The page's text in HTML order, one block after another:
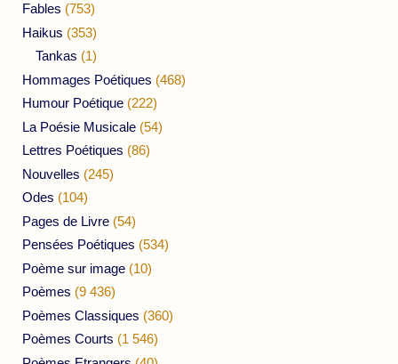
Fables (753)
Haikus (353)
Tankas (1)
Hommages Poétiques (468)
Humour Poétique (222)
La Poésie Musicale (54)
Lettres Poétiques (86)
Nouvelles (245)
Odes (104)
Pages de Livre (54)
Pensées Poétiques (534)
Poème sur image (10)
Poèmes (9 436)
Poèmes Classiques (360)
Poèmes Courts (1 546)